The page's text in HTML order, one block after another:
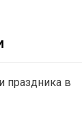
праздника в